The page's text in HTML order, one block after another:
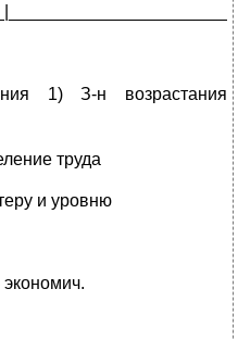
1) З-н возрастания
труда
и уровню